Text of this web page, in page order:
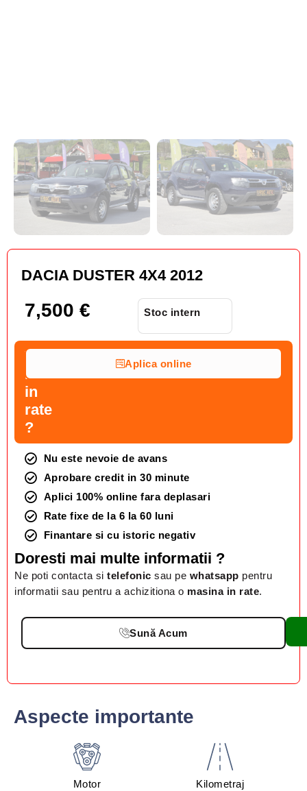
DACIA DUSTER 4X4 2012
7,500 € Stoc intern
Vrei
masina
in
rate
?
Aplica online
Nu este nevoie de avans
Aprobare credit in 30 minute
Aplici 100% online fara deplasari
Rate fixe de la 6 la 60 luni
Finantare si cu istoric negativ
Doresti mai multe informatii ?
Ne poti contacta si telefonic sau pe whatsapp pentru
informatii sau pentru a achizitiona o masina in rate.
Sună Acum
Aspecte importante
Motor
Kilometraj